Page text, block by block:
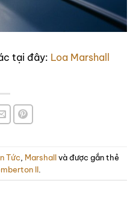
tại đây: Loa Marshall
Tức Marshallvà được gắn thẻ
II